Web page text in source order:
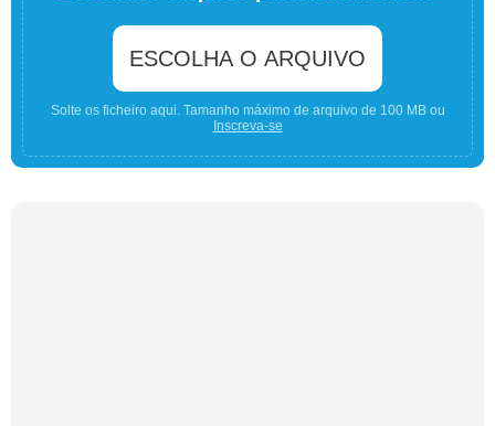
ESCOLHA O ARQUIVO
Solte os ficheiro aqui. Tamanho máximo de arquivo de 100 MB ou
Inscreva-se